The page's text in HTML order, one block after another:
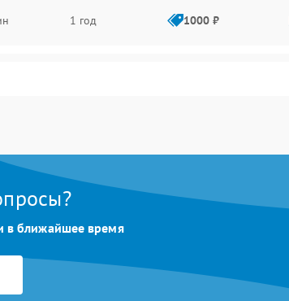
1 год 1000 ₽
1 год 1000 ₽
в ближайшее время